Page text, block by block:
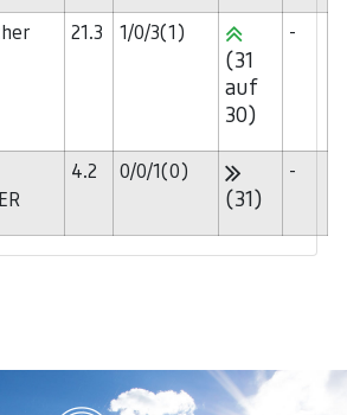
21.3 1/0/3(1)
(31
auf
30)
-
4.2 0/0/1(0)
(31)
-